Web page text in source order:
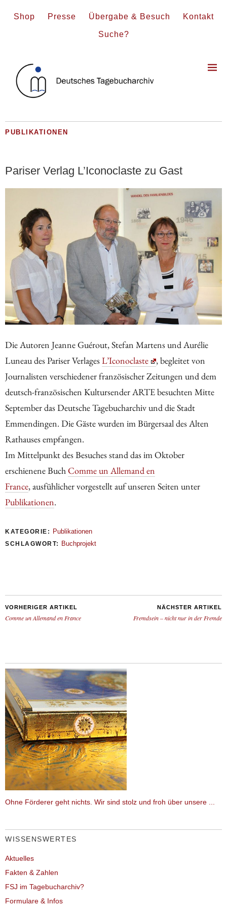
Shop Presse Übergabe & Besuch Kontakt
Suche?
PUBLIKATIONEN
Pariser Verlag L’Iconoclaste zu Gast
Die Autoren Jeanne Guérout, Stefan Martens und Aurélie
Luneau des Pariser VerlagesL’Iconoclaste
, begleitet von
Journalisten verschiedener französischer Zeitungen und dem
deutsch-französischen Kultursender ARTE besuchten Mitte
September das Deutsche Tagebucharchiv und die Stadt
Emmendingen. Die Gäste wurden im Bürgersaal des Alten
Rathauses empfangen.
Im Mittelpunkt des Besuches stand das im Oktober
erschienene BuchComme un Allemand en
France, ausfühlicher vorgestellt auf unseren Seiten unter
Publikationen.
KATEGORIE: Publikationen
SCHLAGWORT: Buchprojekt
VORHERIGER ARTIKEL
Comme un Allemand en France
NÄCHSTER ARTIKEL
Fremdsein – nicht nur in der Fremde
Ohne Förderer geht nichts. Wir sind stolz und froh über unsere ...
WISSENSWERTES
Aktuelles
Fakten & Zahlen
FSJ im Tagebucharchiv?
Formulare & Infos